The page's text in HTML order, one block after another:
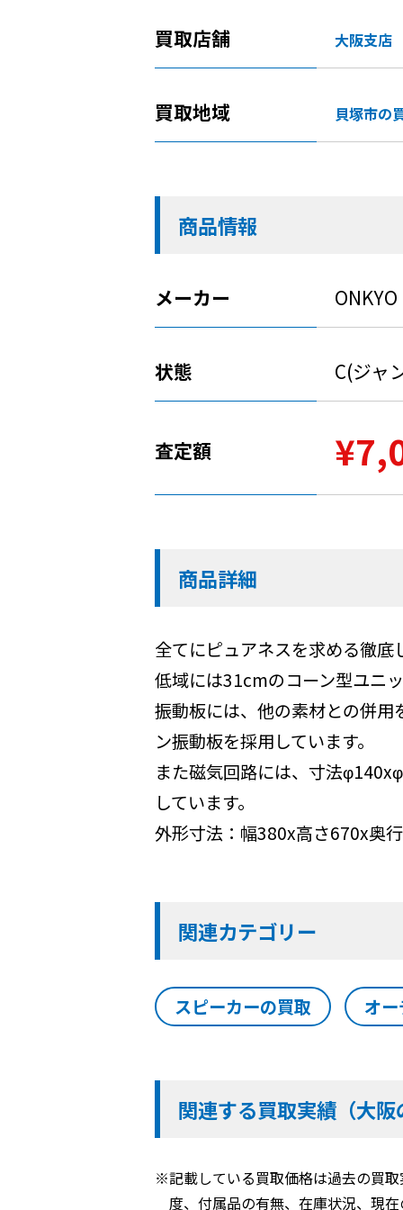
買取店舗 大阪支店
買取地域 貝塚市の
商品情報
メーカー ONKYO
状態 C(ジャ
査定額
商品詳細
全てにピュアネスを求める徹
低域には31cmのコーン型ユニ
振動板には、他の素材との併
ン振動板を採用しています。
また磁気回路には、寸法
しています。
外形寸法：幅380x高さ670x奥
関連カテゴリー
スピーカーの買取 オ
関連する買取実績（大
※記載している買取価格は過去の買
度、付属品の有無、在庫状況、現